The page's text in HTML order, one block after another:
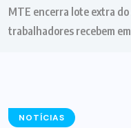
MTE encerra lote extra
trabalhadores recebem
NOTÍCIAS